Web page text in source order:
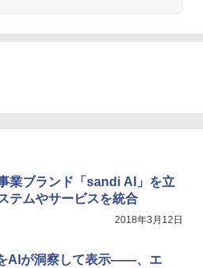
業ブランド「sandi AI」を立
テムやサービスを統合
2018年3月12日
AIが洞察して表示――、エ